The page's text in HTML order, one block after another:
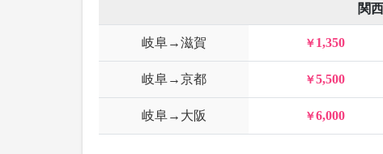
関
岐阜→滋賀 1,350
岐阜→京都 5,500
岐阜→大阪 6,000